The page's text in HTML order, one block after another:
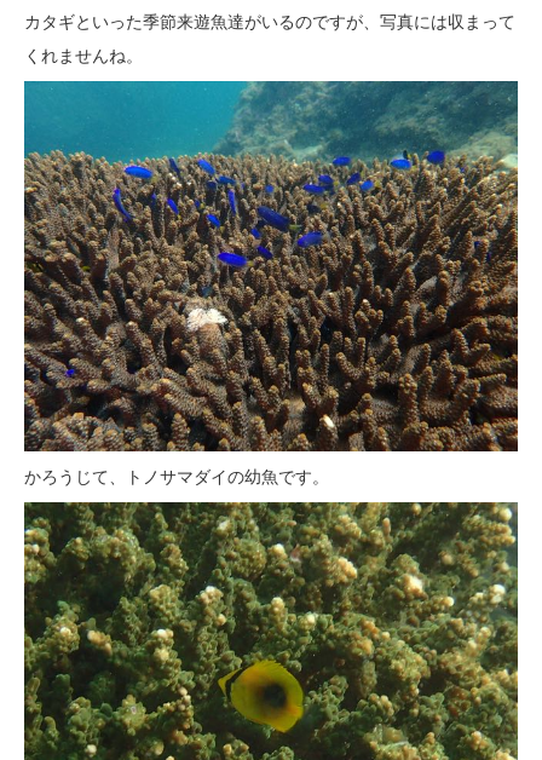
カタギといった季節来遊魚達がいるのですが、写真には収まって
くれませんね。
かろうじて、トノサマダイの幼魚です。